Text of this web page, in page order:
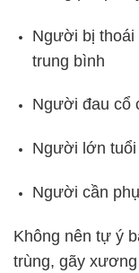
Người bị thoái
trung bình
Người đau cổ
Người lớn tuổi
Người cần
Không nên tự ý
trùng, gãy